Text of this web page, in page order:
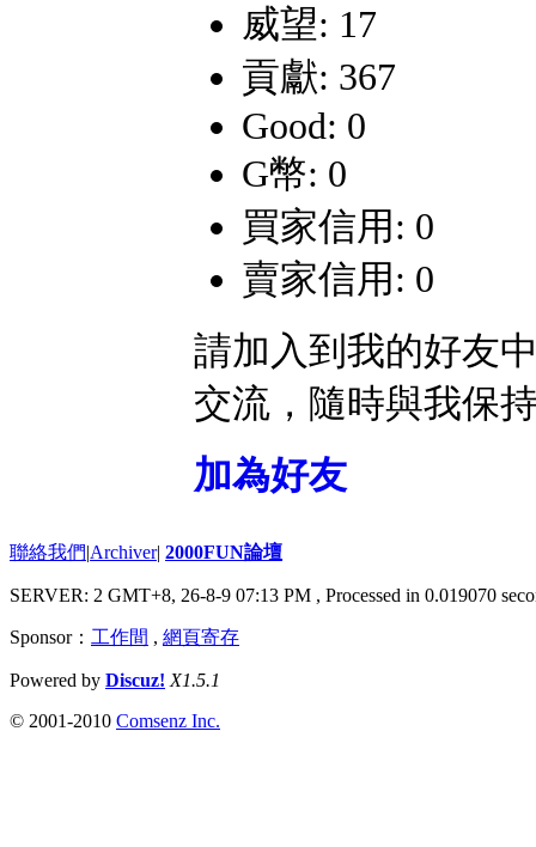
威望: 17
貢獻: 367
Good: 0
G幣: 0
買家信用: 0
賣家信用: 0
請加入到我的好友
交流，隨時與我保
加為好友
聯絡我們|Archiver| 2000FUN論壇
SERVER: 2 GMT+8, 26-8-9 07:13 PM , Processed in 0.019070
Sponsor： 工作間 , 網頁寄存
Powered by Discuz! X1.5.1
© 2001-2010 Comsenz Inc.